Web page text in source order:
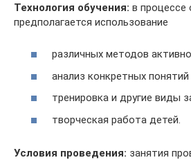
Технология обучения: в процессе
предполагается использование
различных методов
анализ конкретных понятий
тренировка и другие виды
творческая работа детей.
Условия проведения: занятия